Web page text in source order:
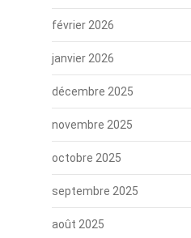
février 2026
janvier 2026
décembre 2025
novembre 2025
octobre 2025
septembre 2025
août 2025